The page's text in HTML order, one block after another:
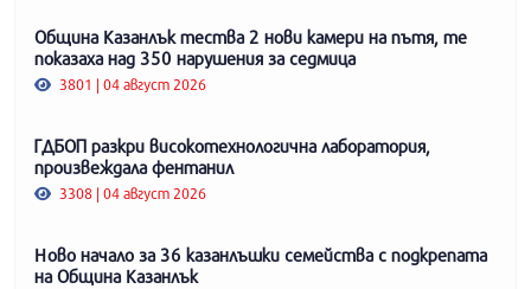
Община Казанлък тества 2 нови камери на пътя, те
показаха над 350 нарушения за седмица
3801 | 04 август 2026
ГДБОП разкри високотехнологична лаборатория,
произвеждала фентанил
3308 | 04 август 2026
Ново начало за 36 казанлъшки семейства с подкрепата
на Община Казанлък